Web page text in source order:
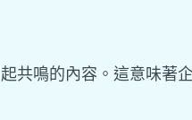
共鳴的內容。這意味著